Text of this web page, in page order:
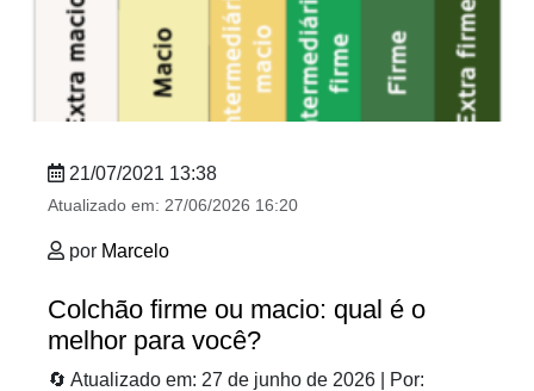
21/07/2021 13:38
Atualizado em: 27/06/2026 16:20
por Marcelo
Colchão firme ou macio: qual é o
melhor para você?
🔄 Atualizado em: 27 de junho de 2026 | Por: